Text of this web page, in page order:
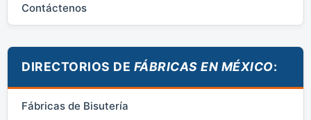
Contáctenos
DIRECTORIOS DE FÁBRICAS EN MÉXICO:
Fábricas de Bisutería